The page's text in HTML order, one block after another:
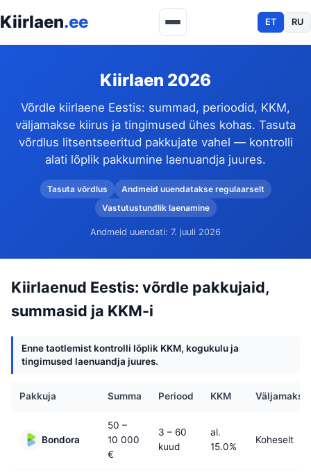
Kiirlaen.ee ET RU
Kiirlaen 2026
Võrdle kiirlaene Eestis: summad, perioodid, KKM,
väljamakse kiirus ja tingimused ühes kohas. Tasuta
võrdlus litsentseeritud pakkujate vahel — kontrolli
alati lõplik pakkumine laenuandja juures.
Tasuta võrdlus
Andmeid uuendatakse regulaarselt
Vastutustundlik laenamine
Andmeid uuendati: 7. juuli 2026
Kiirlaenud Eestis: võrdle pakkujaid,
summasid ja KKM-i
Enne taotlemist kontrolli lõplik KKM, kogukulu ja
tingimused laenuandja juures.
Pakkuja Summa Periood KKM Väljamakse
Bondora
50 –
10 000
€
3 – 60
kuud
al.
15.0%
Koheselt